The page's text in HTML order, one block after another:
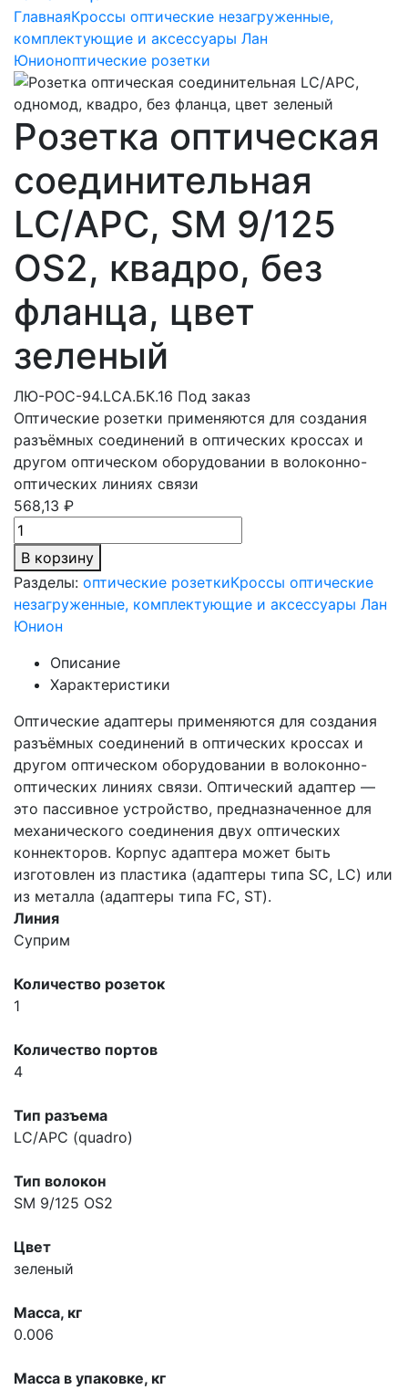
ГлавнаяКроссы оптические незагруженные,
комплектующие и аксессуары Лан
Юнионоптические розетки
Розетка оптическая
соединительная
LC/APC, SM 9/125
OS2, квадро, без
фланца, цвет
зеленый
ЛЮ-РОС-94.LCA.БК.16 Под заказ
Оптические розетки применяются для создания
разъёмных соединений в оптических кроссах и
другом оптическом оборудовании в волоконно-
оптических линиях связи
568,13 ₽
В корзину
Разделы: оптические розеткиКроссы оптические
незагруженные, комплектующие и аксессуары Лан
Юнион
Описание
Характеристики
Оптические адаптеры применяются для создания
разъёмных соединений в оптических кроссах и
другом оптическом оборудовании в волоконно-
оптических линиях связи. Оптический адаптер —
это пассивное устройство, предназначенное для
механического соединения двух оптических
коннекторов. Корпус адаптера может быть
изготовлен из пластика (адаптеры типа SC, LC) или
из металла (адаптеры типа FC, ST).
Линия
Суприм
Количество розеток
1
Количество портов
4
Тип разъема
LC/APC (quadro)
Тип волокон
SM 9/125 OS2
Цвет
зеленый
Масса, кг
0.006
Масса в упаковке, кг